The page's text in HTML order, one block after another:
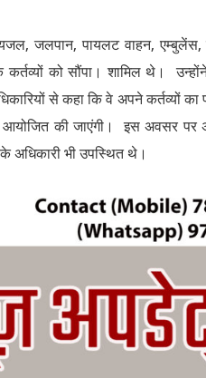
जलपान, पायलट वाहन, एम्बुलेंस,
को सौंपा। शामिल थे।
से कहा कि वे अपने कर्तव्यों
की जाएंगी। इस अवसर पर
अधिकारी भी उपस्थित थे।